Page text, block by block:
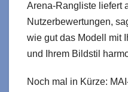
Arena-Rangliste liefert
Nutzerbewertungen,
wie gut das Modell mit
und Ihrem Bildstil
Noch mal in Kürze: